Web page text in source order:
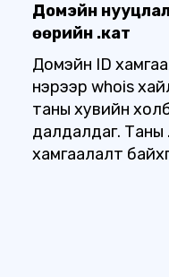
Домэйн
өөрийн .кат
Домэйн ID
нэрээр whois
таны хувийн
далдалдаг. Таны
хамгаалалт